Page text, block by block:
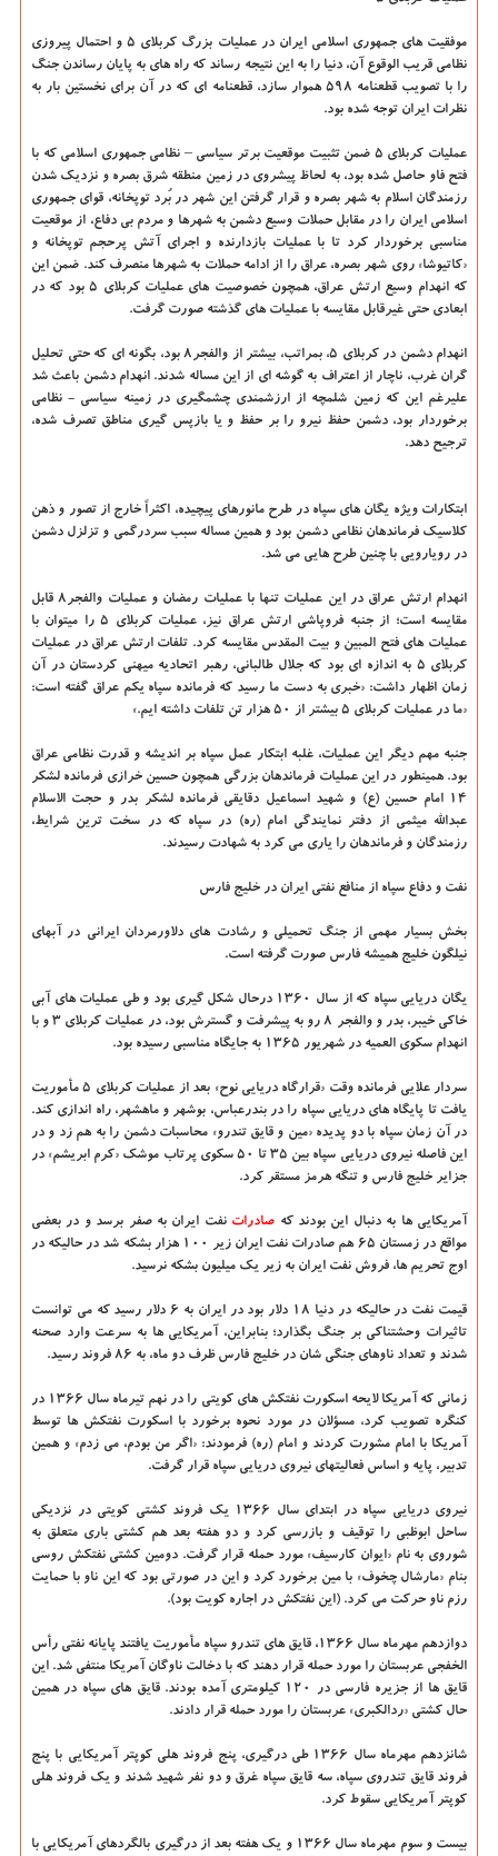
موفقیت های جمهوری اسلامی ایران در عملیات بزرگ کربلای ۵ و احتمال پیروزی
نظامی قریب الوقوع آن، دنیا را به این نتیجه رساند که راه های به پایان رساندن جنگ
را با تصویب قطعنامه ۵۹۸ هموار سازد، قطعنامه ای که در آن برای نخستین بار به
نظرات ایران توجه شده بود.
عملیات کربلای ۵ ضمن تثبیت موقعیت برتر سیاسی – نظامی جمهوری اسلامی که با
فتح فاو حاصل شده بود، به لحاظ پیشروی در زمین منطقه شرق بصره و نزدیک شدن
رزمندگان اسلام به شهر بصره و قرار گرفتن این شهر در بُرد توپخانه، قوای جمهوری
اسلامی ایران را در مقابل حملات وسیع دشمن به شهرها و مردم بی دفاع، از موقعیت
مناسبی برخوردار کرد تا با عملیات بازدارنده و اجرای آتش پرحجم توپخانه و
«کاتیوشا» روی شهر بصره، عراق را از ادامه حملات به شهرها منصرف کند. ضمن این
که انهدام وسیع ارتش عراق، همچون خصوصیت های عملیات کربلای ۵ بود که در
ابعادی حتی غیرقابل مقایسه با عملیات های گذشته صورت گرفت.
انهدام دشمن در کربلای ۵، بمراتب، بیشتر از والفجر۸ بود، بگونه ای که حتی تحلیل
گران غرب، ناچار از اعتراف به گوشه ای از این مساله شدند. انهدام دشمن باعث شد
علیرغم این که زمین شلمچه از ارزشمندی چشمگیری در زمینه سیاسی - نظامی
برخوردار بود، دشمن حفظ نیرو را بر حفظ و یا بازپس گیری مناطق تصرف شده،
ترجیح دهد.
ابتکارات ویژه یگان های سپاه در طرح مانورهای پیچیده، اکثراً خارج از تصور و ذهن
کلاسیک فرماندهان نظامی دشمن بود و همین مساله سبب سردرگمی و تزلزل دشمن
در رویارویی با چنین طرح هایی می شد.
انهدام ارتش عراق در این عملیات تنها با عملیات رمضان و عملیات والفجر۸ قابل
مقایسه است؛ از جنبه فروپاشی ارتش عراق نیز، عملیات کربلای ۵ را میتوان با
عملیات های فتح المبین و بیت المقدس مقایسه کرد. تلفات ارتش عراق در عملیات
کربلای ۵ به اندازه ای بود که جلال طالبانی، رهبر اتحادیه میهنی کردستان در آن
زمان اظهار داشت: «خبری به دست ما رسید که فرمانده سپاه یکم عراق گفته است:
«ما در عملیات کربلای ۵ بیشتر از ۵۰ هزار تن تلفات داشته ایم.»
جنبه مهم دیگر این عملیات، غلبه ابتکار عمل سپاه بر اندیشه و قدرت نظامی عراق
بود. همینطور در این عملیات فرماندهان بزرگی همچون حسین خرازی فرمانده لشکر
۱۴ امام حسین (ع) و شهید اسماعیل دقایقی فرمانده لشکر بدر و حجت الاسلام
عبدالله میثمی از دفتر نمایندگی امام (ره) در سپاه که در سخت ترین شرایط،
رزمندگان و فرماندهان را یاری می کرد به شهادت رسیدند.
نفت و دفاع سپاه از منافع نفتی ایران در خلیج فارس
بخش بسیار مهمی از جنگ تحمیلی و رشادت های دلاورمردان ایرانی در آبهای
نیلگون خلیج همیشه فارس صورت گرفته است.
یگان دریایی سپاه که از سال ۱۳۶۰ درحال شکل گیری بود و طی عملیات های آبی
خاکی خیبر، بدر و والفجر ۸ رو به پیشرفت و گسترش بود، در عملیات کربلای ۳ و با
انهدام سکوی العمیه در شهریور ۱۳۶۵ به جایگاه مناسبی رسیده بود.
سردار علایی فرمانده وقت «قرارگاه دریایی نوح» بعد از عملیات کربلای ۵ مأموریت
یافت تا پایگاه های دریایی سپاه را در بندرعباس، بوشهر و ماهشهر، راه اندازی کند.
در آن زمان سپاه با دو پدیده «مین و قایق تندرو» محاسبات دشمن را به هم زد و در
این فاصله نیروی دریایی سپاه بین ۳۵ تا ۵۰ سکوی پرتاب موشک «کرم ابریشم» در
جزایر خلیج فارس و تنگه هرمز مستقر کرد.
آمریکایی ها به دنبال این بودند که صادرات نفت ایران به صفر برسد و در بعضی
مواقع در زمستان ۶۵ هم صادرات نفت ایران زیر ۱۰۰ هزار بشکه شد در حالیکه در
اوج تحریم ها، فروش نفت ایران به زیر یک میلیون بشکه نرسید.
قیمت نفت در حالیکه در دنیا ۱۸ دلار بود در ایران به ۶ دلار رسید که می توانست
تاثیرات وحشتناکی بر جنگ بگذارد؛ بنابراین، آمریکایی ها به سرعت وارد صحنه
شدند و تعداد ناوهای جنگی شان در خلیج فارس ظرف دو ماه، به ۸۶ فروند رسید.
زمانی که آمریکا لایحه اسکورت نفتکش های کویتی را در نهم تیرماه سال ۱۳۶۶ در
کنگره تصویب کرد، مسؤلان در مورد نحوه برخورد با اسکورت نفتکش ها توسط
آمریکا با امام مشورت کردند و امام (ره) فرمودند: «اگر من بودم، می زدم» و همین
تدبیر، پایه و اساس فعالیتهای نیروی دریایی سپاه قرار گرفت.
نیروی دریایی سپاه در ابتدای سال ۱۳۶۶ یک فروند کشتی کویتی در نزدیکی
ساحل ابوظبی را توقیف و بازرسی کرد و دو هفته بعد هم کشتی باری متعلق به
شوروی به نام «ایوان کارسیف» مورد حمله قرار گرفت. دومین کشتی نفتکش روسی
بنام «مارشال چخوف» با مین برخورد کرد و این در صورتی بود که این ناو با حمایت
رزم ناو حرکت می کرد. (این نفتکش در اجاره کویت بود).
دوازدهم مهرماه سال ۱۳۶۶، قایق های تندرو سپاه مأموریت یافتند پایانه نفتی رأس
الخفجی عربستان را مورد حمله قرار دهند که با دخالت ناوگان آمریکا منتفی شد. این
قایق ها از جزیره فارسی در ۱۲۰ کیلومتری آمده بودند. قایق های سپاه در همین
حال کشتی «ردالکبری» عربستان را مورد حمله قرار دادند.
شانزدهم مهرماه سال ۱۳۶۶ طی درگیری، پنج فروند هلی کوپتر آمریکایی با پنج
فروند قایق تندروی سپاه، سه قایق سپاه غرق و دو نفر شهید شدند و یک فروند هلی
کوپتر آمریکایی سقوط کرد.
بیست و سوم مهرماه سال ۱۳۶۶ و یک هفته بعد از درگیری بالگردهای آمریکایی با